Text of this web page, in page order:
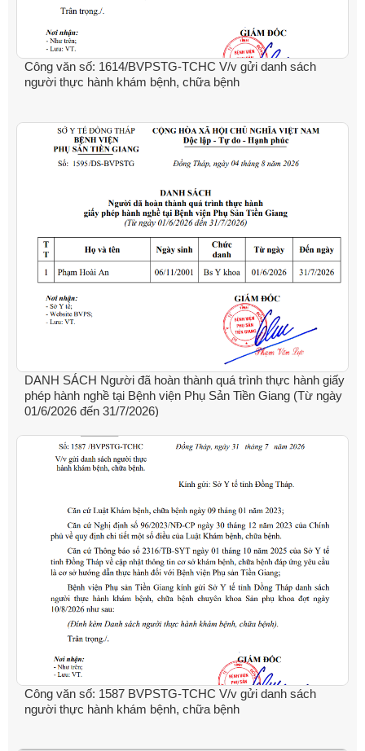
Công văn số: 1614/BVPSTG-TCHC V/v gửi danh sách
người thực hành khám bệnh, chữa bệnh
DANH SÁCH Người đã hoàn thành quá trình thực hành giấy
phép hành nghề tại Bệnh viện Phụ Sản Tiền Giang (Từ ngày
01/6/2026 đến 31/7/2026)
Công văn số: 1587 BVPSTG-TCHC V/v gửi danh sách
người thực hành khám bệnh, chữa bệnh